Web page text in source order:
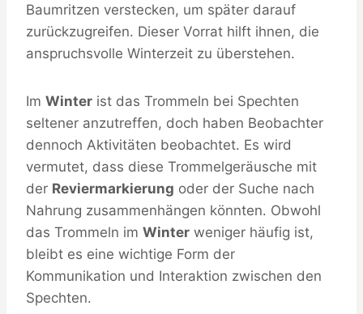
Baumritzen verstecken, um später darauf
zurückzugreifen. Dieser Vorrat hilft ihnen, die
anspruchsvolle Winterzeit zu überstehen.
Im Winter ist das Trommeln bei Spechten
seltener anzutreffen, doch haben Beobachter
dennoch Aktivitäten beobachtet. Es wird
vermutet, dass diese Trommelgeräusche mit
der Reviermarkierung oder der Suche nach
Nahrung zusammenhängen könnten. Obwohl
das Trommeln im Winter weniger häufig ist,
bleibt es eine wichtige Form der
Kommunikation und Interaktion zwischen den
Spechten.